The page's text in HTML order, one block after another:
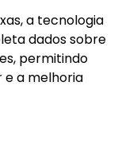
a tecnologia
dados sobre
permitindo
e a melhoria